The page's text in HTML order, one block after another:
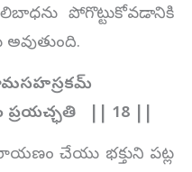
పోగొట్టుకోవడానికి
ప్రయచ్ఛతి || 18 ||
చేయు భక్తుని పట్ల